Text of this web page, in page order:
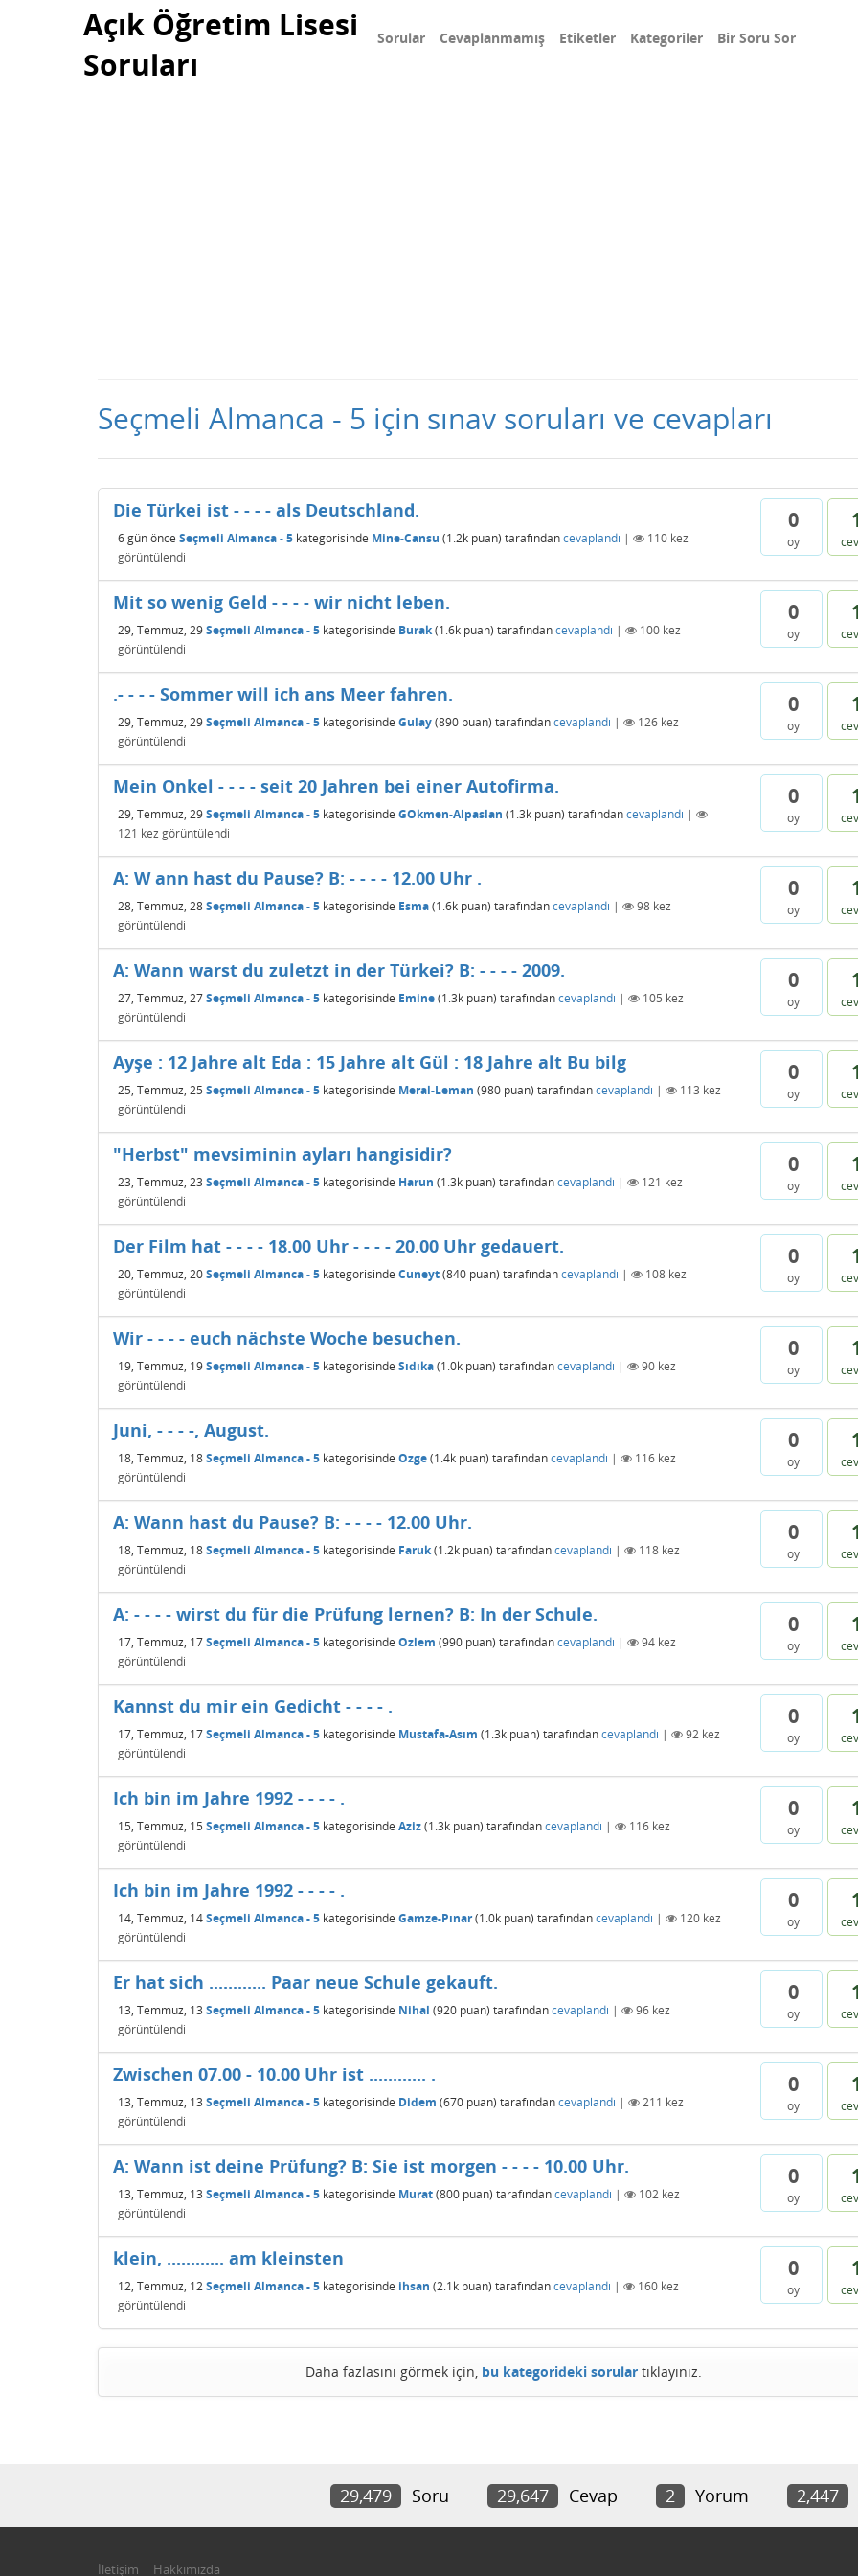
Açık Öğretim Lisesi
Soruları
Sorular Cevaplanmamış Etiketler Kategoriler Bir Soru Sor
Seçmeli Almanca - 5 için sınav soruları ve cevapları
0
oy
Die Türkei ist - - - - als Deutschland.
6 günönce Seçmeli Almanca - 5 kategorisinde Mine-Cansu (1.2k puan) tarafındancevaplandı | 110 kez
görüntülendi
0
oy
Mit so wenig Geld - - - - wir nicht leben.
29, Temmuz, 29Seçmeli Almanca - 5 kategorisinde Burak(1.6k puan) tarafındancevaplandı | 100 kez
görüntülendi
0
oy
.- - - - Sommer will ich ans Meer fahren.
29, Temmuz, 29Seçmeli Almanca - 5 kategorisinde Gulay(890 puan) tarafındancevaplandı | 126 kez
görüntülendi
0
oy
Mein Onkel - - - - seit 20 Jahren bei einer Autofirma.
29, Temmuz, 29Seçmeli Almanca - 5 kategorisinde GOkmen-Alpaslan (1.3k puan) tarafındancevaplandı |
121 kez görüntülendi
0
oy
A: W ann hast du Pause? B: - - - - 12.00 Uhr .
28, Temmuz, 28Seçmeli Almanca - 5 kategorisinde Esma(1.6k puan) tarafındancevaplandı | 98 kez
görüntülendi
0
oy
A: Wann warst du zuletzt in der Türkei? B: - - - - 2009.
27, Temmuz, 27Seçmeli Almanca - 5 kategorisinde Emine(1.3k puan) tarafındancevaplandı | 105 kez
görüntülendi
0
oy
Ayşe : 12 Jahre alt Eda : 15 Jahre alt Gül : 18 Jahre alt Bu bilg
25, Temmuz, 25 Seçmeli Almanca - 5 kategorisinde Meral-Leman (980 puan) tarafındancevaplandı | 113 kez
görüntülendi
0
oy
"Herbst" mevsiminin ayları hangisidir?
23, Temmuz, 23 Seçmeli Almanca - 5 kategorisinde Harun (1.3k puan) tarafındancevaplandı | 121 kez
görüntülendi
0
oy
Der Film hat - - - - 18.00 Uhr - - - - 20.00 Uhr gedauert.
20, Temmuz, 20Seçmeli Almanca - 5 kategorisinde Cuneyt(840 puan) tarafındancevaplandı | 108 kez
görüntülendi
0
oy
Wir - - - - euch nächste Woche besuchen.
19, Temmuz, 19Seçmeli Almanca - 5 kategorisinde Sıdıka(1.0k puan) tarafındancevaplandı | 90 kez
görüntülendi
0
oy
Juni, - - - -, August.
18, Temmuz, 18Seçmeli Almanca - 5 kategorisinde Ozge(1.4k puan) tarafındancevaplandı | 116 kez
görüntülendi
0
oy
A: Wann hast du Pause? B: - - - - 12.00 Uhr.
18, Temmuz, 18Seçmeli Almanca - 5 kategorisinde Faruk(1.2k puan) tarafındancevaplandı | 118 kez
görüntülendi
0
oy
A: - - - - wirst du für die Prüfung lernen? B: In der Schule.
17, Temmuz, 17Seçmeli Almanca - 5 kategorisinde Ozlem (990 puan) tarafındancevaplandı | 94 kez
görüntülendi
0
oy
Kannst du mir ein Gedicht - - - - .
17, Temmuz, 17Seçmeli Almanca - 5 kategorisinde Mustafa-Asım (1.3k puan) tarafındancevaplandı | 92 kez
görüntülendi
0
oy
Ich bin im Jahre 1992 - - - - .
15, Temmuz, 15 Seçmeli Almanca - 5 kategorisinde Aziz(1.3k puan) tarafındancevaplandı | 116 kez
görüntülendi
0
oy
Ich bin im Jahre 1992 - - - - .
14, Temmuz, 14Seçmeli Almanca - 5 kategorisinde Gamze-Pınar(1.0k puan) tarafındancevaplandı | 120 kez
görüntülendi
0
oy
Er hat sich ............ Paar neue Schule gekauft.
13, Temmuz, 13 Seçmeli Almanca - 5 kategorisinde Nihal (920 puan) tarafındancevaplandı | 96 kez
görüntülendi
0
oy
Zwischen 07.00 - 10.00 Uhr ist ............ .
13, Temmuz, 13 Seçmeli Almanca - 5 kategorisinde Didem (670 puan) tarafındancevaplandı | 211 kez
görüntülendi
0
oy
A: Wann ist deine Prüfung? B: Sie ist morgen - - - - 10.00 Uhr.
13, Temmuz, 13 Seçmeli Almanca - 5 kategorisinde Murat(800 puan) tarafındancevaplandı | 102 kez
görüntülendi
0
oy
klein, ............ am kleinsten
12, Temmuz, 12Seçmeli Almanca - 5 kategorisinde ihsan (2.1k puan) tarafındancevaplandı | 160 kez
görüntülendi
Daha fazlasını görmek için, bu kategorideki sorulartıklayınız.
29,479 Soru 29,647 Cevap 2 Yorum 2,447
İletişim Hakkımızda